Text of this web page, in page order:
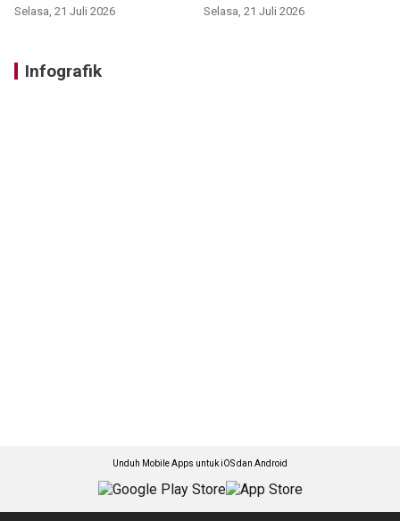
Selasa, 21 Juli 2026 Selasa, 21 Juli 2026
Infografik
Unduh Mobile Apps untuk iOS dan Android